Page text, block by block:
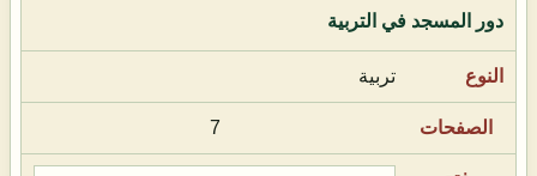
دور المسجد في التربية
تربية
7